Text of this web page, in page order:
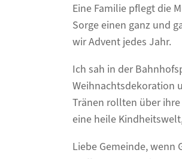
Eine Familie pflegt die
Sorge einen ganz und
wir Advent jedes Jahr.
Ich sah in der
Weihnachtsdekoration
Tränen rollten über ihre
eine heile
Liebe Gemeinde, wenn